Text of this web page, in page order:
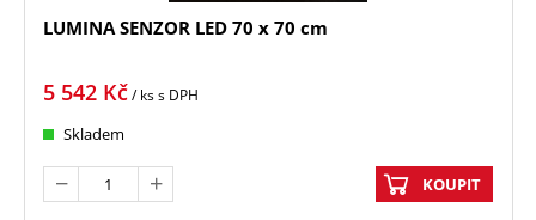
LUMINA SENZOR LED 70 x 70 cm
5 542 Kč/ kss DPH
Skladem
KOUPIT